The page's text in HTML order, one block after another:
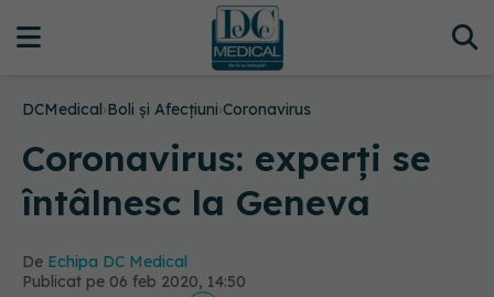
DCMedical›Boli și Afecțiuni›Coronavirus
Coronavirus: experți se
întâlnesc la Geneva
De Echipa DC Medical
Publicat pe 06 feb 2020, 14:50